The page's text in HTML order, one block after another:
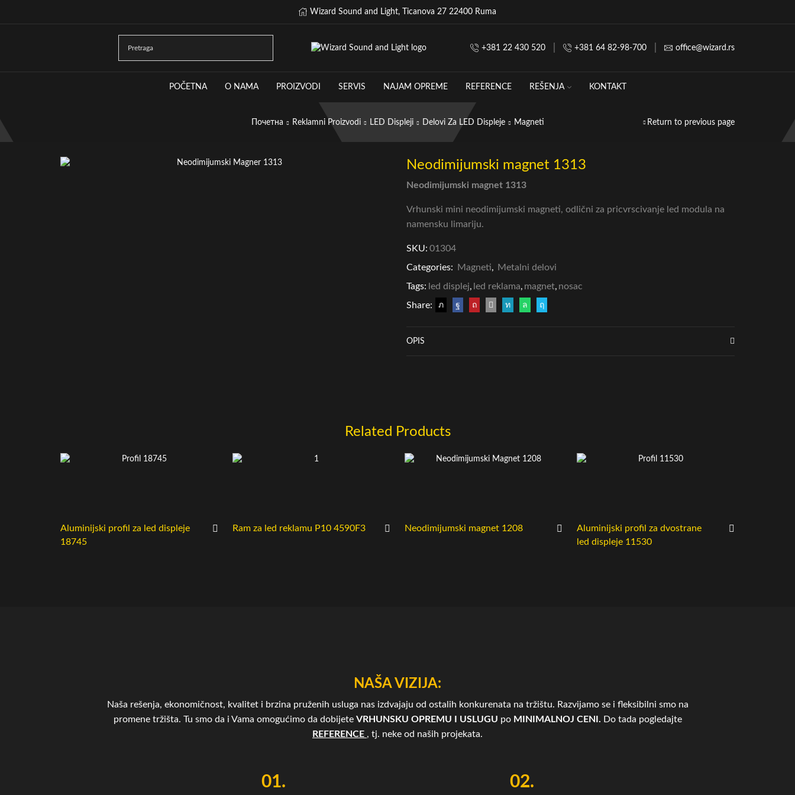
Wizard Sound and Light, Ticanova 27 22400 Ruma
+381 22 430 520 +381 64 82-98-700 office@wizard.rs
POČETNA O NAMA PROIZVODI SERVIS NAJAM OPREME REFERENCE REŠENJA KONTAKT
Почетна Reklamni Proizvodi LED Displeji Delovi Za LED Displeje Magneti Return to previous page
Neodimijumski magnet 1313
Neodimijumski magnet 1313
Vrhunski mini neodimijumski magneti, odlični za pricvrscivanje led modula na
namensku limariju.
SKU: 01304
Categories:
Magneti,
Metalni delovi
Tags: led displej, led reklama, magnet, nosac
Share:
OPIS
Related Products
Aluminijski profil za led displeje
18745
Ram za led reklamu P10 4590F3 Neodimijumski magnet 1208
Aluminijski profil za dvostrane
led displeje 11530
NAŠA VIZIJA:
Naša rešenja, ekonomičnost, kvalitet i brzina pruženih usluga nas izdvajaju od ostalih konkurenata na tržištu. Razvijamo se i fleksibilni smo na
promene tržišta. Tu smo da i Vama omogućimo da dobijete VRHUNSKU OPREMU I USLUGU po MINIMALNOJ CENI. Do tada pogledajte
REFERENCE , tj. neke od naših projekata.
01. 02.